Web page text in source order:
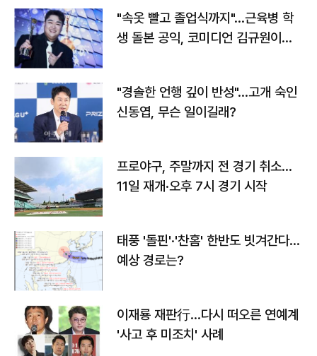
"속옷 빨고 졸업식까지"…근육병 학
생 돌본 공익, 코미디언 김규원이었
"경솔한 언행 깊이 반성"…고개 숙인
신동엽, 무슨 일이길래?
프로야구, 주말까지 전 경기 취소…
11일 재개·오후 7시 경기 시작
태풍 '돌핀'·'찬홈' 한반도 빗겨간다…
예상 경로는?
이재룡 재판行…다시 떠오른 연예계
'사고 후 미조치' 사례